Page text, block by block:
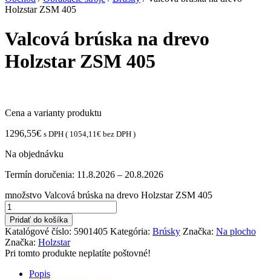
Holzstar ZSM 405
Valcová brúska na drevo
Holzstar ZSM 405
Cena a varianty produktu
1296,55€ s DPH ( 1054,11 € bez DPH )
Na objednávku
Termín doručenia: 11.8.2026 – 20.8.2026
množstvo Valcová brúska na drevo Holzstar ZSM 405
Pridať do košíka
Katalógové číslo: 5901405 Kategória: Brúsky Značka: Na plocho
Značka: Holzstar
Pri tomto produkte neplatíte poštovné!
Popis